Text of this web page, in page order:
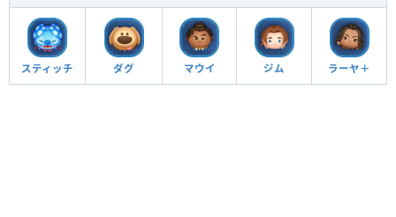
スティッチ ダグ マウイ ジム ラーヤ＋